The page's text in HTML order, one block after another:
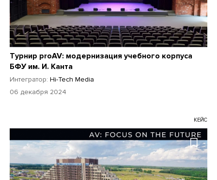
Турнир proAV: модернизация учебного корпуса
БФУ им. И. Канта
Интегратор: Hi-Tech Media
06 декабря 2024
КЕЙС